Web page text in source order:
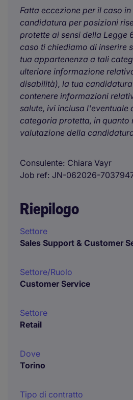
Fatta eccezione per il caso
candidatura per posizioni
protette ai sensi della Legge
caso ti chiediamo di inserire
tua appartenenza a tali
ulteriore informazione
disabilità), la tua
contenere informazioni
salute, ivi inclusa l'eventuale
categoria protetta, in quanto
valutazione della
Consulente Chiara Vayr
Job ref JN-062026-
Riepilogo
Settore
Sales Support & Customer
Settore/Ruolo
Customer Service
Settore
Retail
Dove
Torino
Tipo di contratto